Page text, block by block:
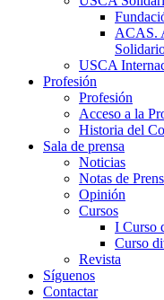
ACAS.
USCA
Profesión
Profesión
Acceso a la
Historia del
Sala de prensa
Noticias
Notas de
Opinión
Cursos
I Curso
Curso
Revista
Síguenos
Contactar